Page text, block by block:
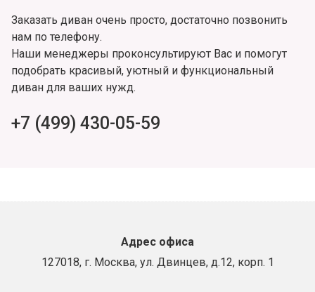
Заказать диван очень просто, достаточно позвонить
нам по телефону.
Наши менеджеры проконсультируют Вас и помогут
подобрать красивый, уютный и функциональный
диван для ваших нужд.
+7 (499) 430-05-59
Адрес офиса
127018, г. Москва, ул. Двинцев, д.12, корп. 1